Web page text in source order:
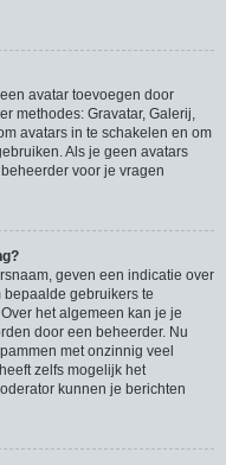
avatar toevoegen door
methodes: Gravatar, Galerij,
avatars in te schakelen en om
Als je geen avatars
voor je vragen
geven een indicatie over
bepaalde gebruikers te
het algemeen kan je je
door een beheerder. Nu
met onzinnig veel
zelfs mogelijk het
kunnen je berichten